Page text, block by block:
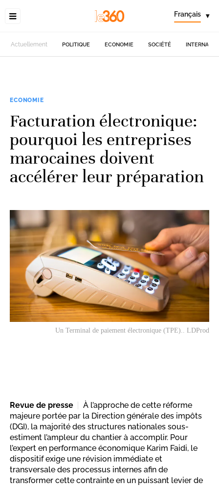
Français ▾
Actuellement POLITIQUE ECONOMIE SOCIÉTÉ
ECONOMIE
Facturation électronique:
pourquoi les entreprises
marocaines doivent
accélérer leur préparation
Un Terminal de paiement électronique (TPE).. LDProd
Revue de presse
À l’approche de cette réforme
majeure portée par la Direction générale des impôts
(DGI), la majorité des structures nationales sous-
estiment l’ampleur du chantier à accomplir. Pour
l’expert en performance économique Karim Faidi, le
dispositif exige une révision immédiate et
transversale des processus internes afin de
transformer cette contrainte en un puissant levier de